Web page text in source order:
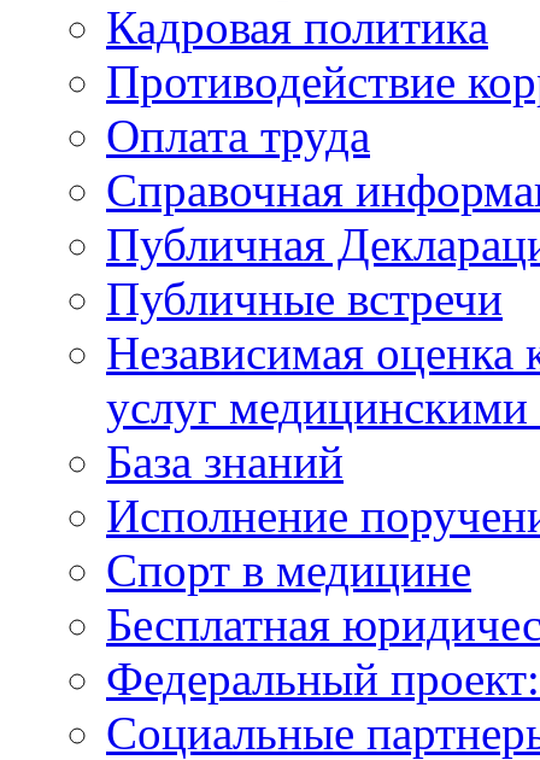
Кадровая политика
Противодействие
Оплата труда
Справочная
Публичная
Публичные встречи
Независимая оценка
услуг
База знаний
Исполнение
Спорт в медицине
Бесплатная
Федеральный
Социальные